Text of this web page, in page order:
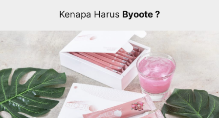
Kenapa Harus Byoote ?​